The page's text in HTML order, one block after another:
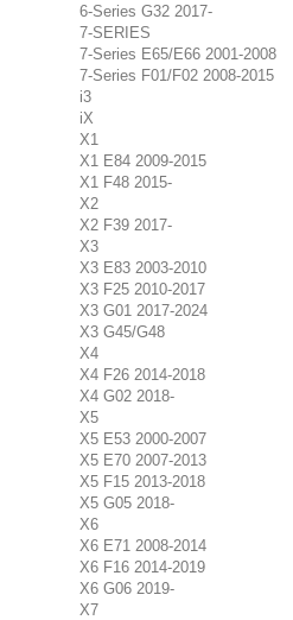
6-Series G32 2017-
7-SERIES
7-Series E65/E66 2001-2008
7-Series F01/F02 2008-2015
i3
iX
X1
X1 E84 2009-2015
X1 F48 2015-
X2
X2 F39 2017-
X3
X3 E83 2003-2010
X3 F25 2010-2017
X3 G01 2017-2024
X3 G45/G48
X4
X4 F26 2014-2018
X4 G02 2018-
X5
X5 E53 2000-2007
X5 E70 2007-2013
X5 F15 2013-2018
X5 G05 2018-
X6
X6 E71 2008-2014
X6 F16 2014-2019
X6 G06 2019-
X7